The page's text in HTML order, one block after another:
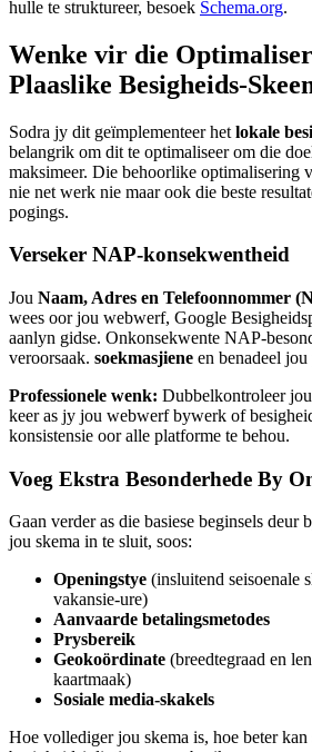
hulle te struktureer, besoek Schema.org.
Wenke vir die
Plaaslike Besigheids-
Sodra jy dit geïmplementeer het lokale
belangrik om dit te optimaliseer om die
maksimeer. Die behoorlike optimalisering
nie net werk nie maar ook die beste
pogings.
Verseker NAP-konsekwentheid
Jou Naam, Adres en Telefoonnommer
wees oor jou webwerf, Google
aanlyn gidse. Onkonsekwente NAP-
veroorsaak. soekmasjiene en benadeel
Professionele wenk: Dubbelkontroleer
keer as jy jou webwerf bywerk of
konsistensie oor alle platforme te behou.
Voeg Ekstra Besonderhede By
Gaan verder as die basiese beginsels deur
jou skema in te sluit, soos:
Openingstye (insluitend seisoenale
vakansie-ure)
Aanvaarde betalingsmetodes
Prysbereik
Geokoördinate (breedtegraad en
kaartmaak)
Sosiale media-skakels
Hoe vollediger jou skema is, hoe beter